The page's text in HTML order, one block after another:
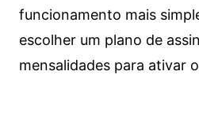
funcionamento mais
escolher um plano de
mensalidades para ativar